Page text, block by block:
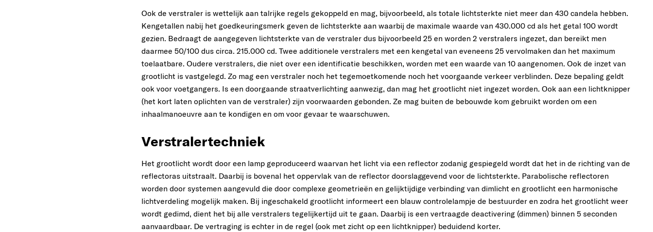
Ook de verstraler is wettelijk aan talrijke regels gekoppeld en mag, bijvoorbeeld, als totale lichtsterkte niet meer dan 430 candela hebben.
Kengetallen nabij het goedkeuringsmerk geven de lichtsterkte aan waarbij de maximale waarde van 430.000 cd als het getal 100 wordt
gezien. Bedraagt de aangegeven lichtsterkte van de verstraler dus bijvoorbeeld 25 en worden 2 verstralers ingezet, dan bereikt men
daarmee 50/100 dus circa. 215.000 cd. Twee additionele verstralers met een kengetal van eveneens 25 vervolmaken dan het maximum
toelaatbare. Oudere verstralers, die niet over een identificatie beschikken, worden met een waarde van 10 aangenomen. Ook de inzet van
grootlicht is vastgelegd. Zo mag een verstraler noch het tegemoetkomende noch het voorgaande verkeer verblinden. Deze bepaling geldt
ook voor voetgangers. Is een doorgaande straatverlichting aanwezig, dan mag het grootlicht niet ingezet worden. Ook aan een lichtknipper
(het kort laten oplichten van de verstraler) zijn voorwaarden gebonden. Ze mag buiten de bebouwde kom gebruikt worden om een
inhaalmanoeuvre aan te kondigen en om voor gevaar te waarschuwen.
Verstralertechniek
Het grootlicht wordt door een lamp geproduceerd waarvan het licht via een reflector zodanig gespiegeld wordt dat het in de richting van de
reflectoras uitstraalt. Daarbij is bovenal het oppervlak van de reflector doorslaggevend voor de lichtsterkte. Parabolische reflectoren
worden door systemen aangevuld die door complexe geometrieën en gelijktijdige verbinding van dimlicht en grootlicht een harmonische
lichtverdeling mogelijk maken. Bij ingeschakeld grootlicht informeert een blauw controlelampje de bestuurder en zodra het grootlicht weer
wordt gedimd, dient het bij alle verstralers tegelijkertijd uit te gaan. Daarbij is een vertraagde deactivering (dimmen) binnen 5 seconden
aanvaardbaar. De vertraging is echter in de regel (ook met zicht op een lichtknipper) beduidend korter.